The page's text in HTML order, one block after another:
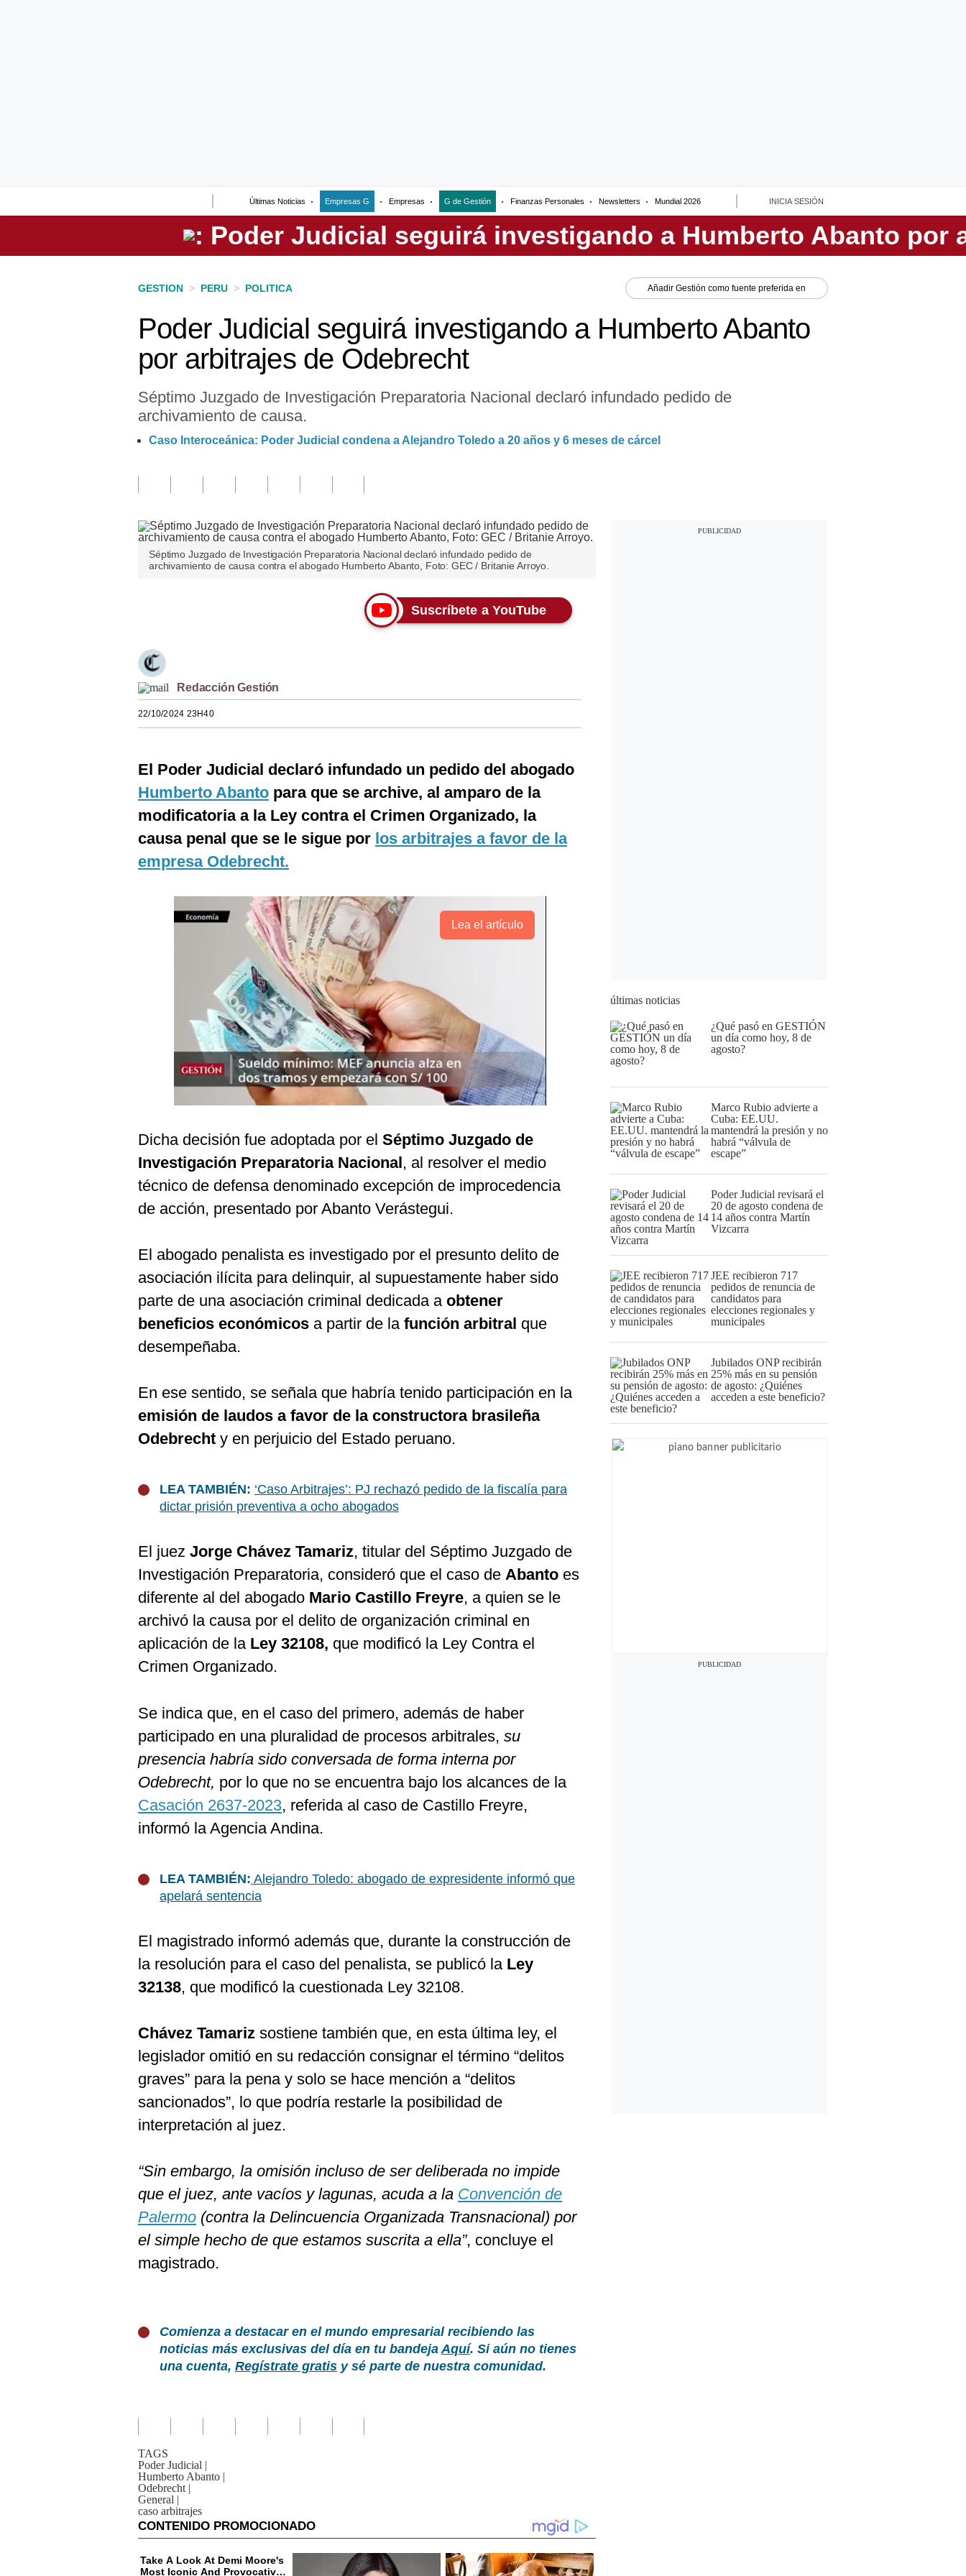
Últimas Noticias Empresas G Empresas G de Gestión Finanzas Personales Newsletters Mundial 2026 INICIA SESIÓN
Perú
GESTION > PERU > POLITICA Añadir Gestión como fuente preferida en
Poder Judicial seguirá investigando a Humberto Abanto
por arbitrajes de Odebrecht
Séptimo Juzgado de Investigación Preparatoria Nacional declaró infundado pedido de
archivamiento de causa.
Caso Interoceánica: Poder Judicial condena a Alejandro Toledo a 20 años y 6 meses de cárcel
Séptimo Juzgado de Investigación Preparatoria Nacional declaró infundado pedido de
archivamiento de causa contra el abogado Humberto Abanto, Foto: GEC / Britanie Arroyo.
Suscríbete a YouTube
Redacción Gestión
22/10/2024 23H40
El Poder Judicial declaró infundado un pedido del abogado
Humberto Abanto para que se archive, al amparo de la
modificatoria a la Ley contra el Crimen Organizado, la
causa penal que se le sigue por los arbitrajes a favor de la
empresa Odebrecht.
Lea el artículo
Dicha decisión fue adoptada por el Séptimo Juzgado de
Investigación Preparatoria Nacional, al resolver el medio
técnico de defensa denominado excepción de improcedencia
de acción, presentado por Abanto Verástegui.
El abogado penalista es investigado por el presunto delito de
asociación ilícita para delinquir, al supuestamente haber sido
parte de una asociación criminal dedicada a obtener
beneficios económicos a partir de lafunción arbitral que
desempeñaba.
En ese sentido, se señala que habría tenido participación en la
emisión de laudos a favor de la constructora brasileña
Odebrecht y en perjuicio del Estado peruano.
LEA TAMBIÉN: ‘Caso Arbitrajes’: PJ rechazó pedido de la fiscalía para
dictar prisión preventiva a ocho abogados
El juez Jorge Chávez Tamariz, titular del Séptimo Juzgado de
Investigación Preparatoria, consideró que el caso de Abanto es
diferente al del abogado Mario Castillo Freyre, a quien se le
archivó la causa por el delito de organización criminal en
aplicación de laLey 32108, que modificó la Ley Contra el
Crimen Organizado.
Se indica que, en el caso del primero, además de haber
participado en una pluralidad de procesos arbitrales, su
presencia habría sido conversada de forma interna por
Odebrecht, por lo que no se encuentra bajo los alcances de la
Casación 2637-2023, referida al caso de Castillo Freyre,
informó la Agencia Andina.
LEA TAMBIÉN: Alejandro Toledo: abogado de expresidente informó que
apelará sentencia
El magistrado informó además que, durante la construcción de
la resolución para el caso del penalista, se publicó la Ley
32138, que modificó la cuestionada Ley 32108.
Chávez Tamariz sostiene también que, en esta última ley, el
legislador omitió en su redacción consignar el término “delitos
graves” para la pena y solo se hace mención a “delitos
sancionados”, lo que podría restarle la posibilidad de
interpretación al juez.
“Sin embargo, la omisión incluso de ser deliberada no impide
que el juez, ante vacíos y lagunas, acuda a la Convención de
Palermo (contra la Delincuencia Organizada Transnacional) por
el simple hecho de que estamos suscrita a ella”, concluye el
magistrado.
Comienza a destacar en el mundo empresarial recibiendo las
noticias más exclusivas del día en tu bandejaAquí. Si aún no tienes
una cuenta, Regístrate gratis y sé parte de nuestra comunidad.
TAGS
Poder Judicial |
Humberto Abanto |
Odebrecht |
General |
caso arbitrajes
últimas noticias
¿Qué pasó en GESTIÓN
un día como hoy, 8 de
agosto?
Marco Rubio advierte a
Cuba: EE.UU.
mantendrá la presión y no
habrá “válvula de
escape”
Poder Judicial revisará el
20 de agosto condena de
14 años contra Martín
Vizcarra
JEE recibieron 717
pedidos de renuncia de
candidatos para
elecciones regionales y
municipales
Jubilados ONP recibirán
25% más en su pensión
de agosto: ¿Quiénes
acceden a este beneficio?